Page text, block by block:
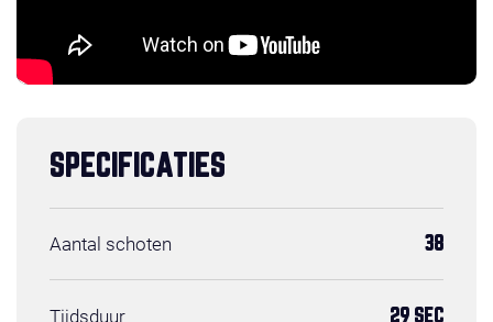
SPECIFICATIES
Aantal schoten 38
Tijdsduur 29 SEC